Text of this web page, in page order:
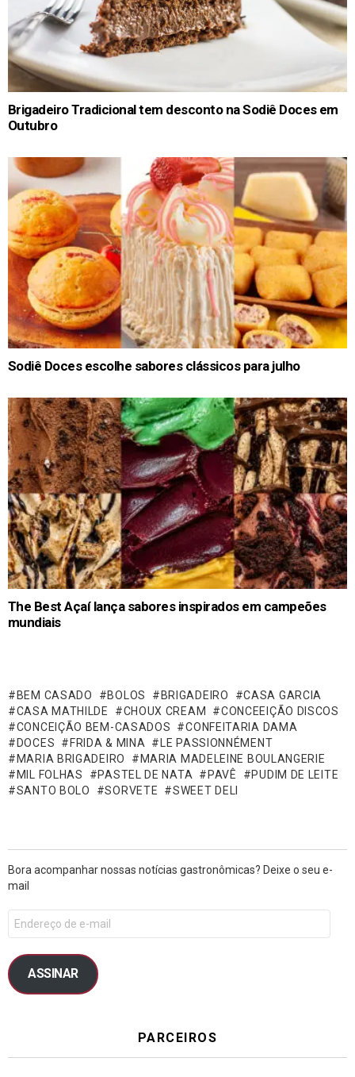
Brigadeiro Tradicional tem desconto na Sodiê Doces em
Outubro
Sodiê Doces escolhe sabores clássicos para julho
The Best Açaí lança sabores inspirados em campeões
mundiais
BEM CASADO BOLOS BRIGADEIRO
CASA GARCIA
CASA MATHILDE
CHOUX CREAM
CONCEEIÇÃO DISCOS
CONCEIÇÃO BEM-CASADOS
CONFEITARIA DAMA
DOCES
FRIDA & MINA
LE PASSIONNÉMENT
MARIA BRIGADEIRO
MARIA MADELEINE BOULANGERIE
MIL FOLHAS
PASTEL DE NATA PAVÊ
PUDIM DE LEITE
SANTO BOLO
SORVETE SWEET DELI
Bora acompanhar nossas notícias gastronômicas? Deixe o seu e-
mail
ASSINAR
PARCEIROS